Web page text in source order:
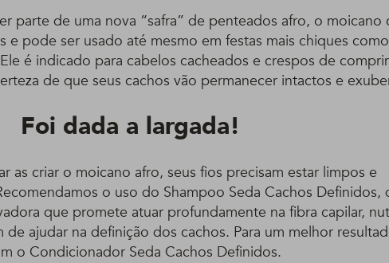
parte de uma nova “safra” de penteados afro, o moicano
e pode ser usado até mesmo em festas mais chiques
é indicado para cabelos cacheados e crespos de
de que seus cachos vão permanecer intactos e
Foi dada a largada!
as criar o moicano afro, seus fios precisam estar limpos e
o uso do Shampoo Seda Cachos Definidos,
que promete atuar profundamente na fibra capilar,
de ajudar na definição dos cachos. Para um melhor
o Condicionador Seda Cachos Definidos.